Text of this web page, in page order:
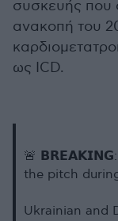
συσκευής που
ανακοπή του
ως ICD.
🚨 𝗕𝗥𝗘𝗔𝗞𝗜𝗡𝗚:
the pitch
Ukrainian and